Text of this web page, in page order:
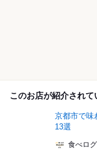
このお店が紹介され
京都市で味
13選
食べロ